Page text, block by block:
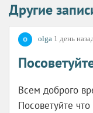
Другие
olga 1 день
Всем доброго
Посоветуйте что